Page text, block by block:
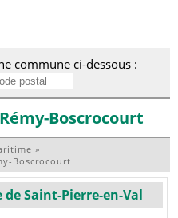
commune ci-dessous :
Boscrocourt
»
Boscrocourt
Saint-Pierre-en-Val